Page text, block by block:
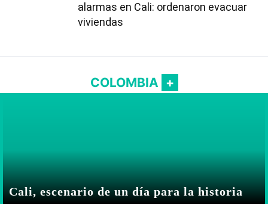
alarmas en Cali: ordenaron evacuar
viviendas
COLOMBIA
Cali, escenario de un día para la historia